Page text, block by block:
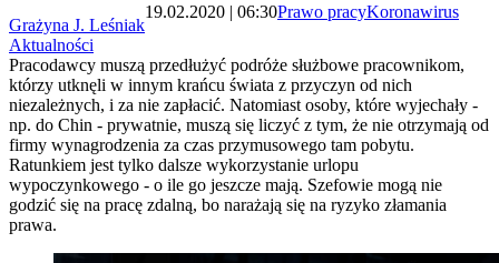
Grażyna J. Leśniak
19.02.2020 | 06:30Prawo pracyKoronawirus
Aktualności
Pracodawcy muszą przedłużyć podróże służbowe pracownikom,
którzy utknęli w innym krańcu świata z przyczyn od nich
niezależnych, i za nie zapłacić. Natomiast osoby, które wyjechały -
np. do Chin - prywatnie, muszą się liczyć z tym, że nie otrzymają od
firmy wynagrodzenia za czas przymusowego tam pobytu.
Ratunkiem jest tylko dalsze wykorzystanie urlopu
wypoczynkowego - o ile go jeszcze mają. Szefowie mogą nie
godzić się na pracę zdalną, bo narażają się na ryzyko złamania
prawa.